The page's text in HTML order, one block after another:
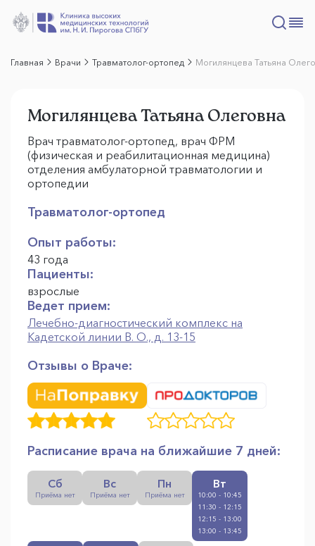
Главная Врачи Травматолог-ортопед Могилянцева Татьяна
Могилянцева Татьяна Олеговна
Врач травматолог-ортопед, врач ФРМ
(физическая и реабилитационная медицина)
отделения амбулаторной травматологии и
ортопедии
Травматолог-ортопед
Опыт работы:
43 года
Пациенты:
взрослые
Ведет прием:
Лечебно-диагностический комплекс на
Кадетской линии В. О., д. 13-15
Отзывы о Враче:
Расписание врача на ближайшие 7 дней:
Сб
Приёма нет
Вс
Приёма нет
Пн
Приёма нет
Вт
10:00 - 10:45
11:30 - 12:15
12:15 - 13:00
13:00 - 13:45